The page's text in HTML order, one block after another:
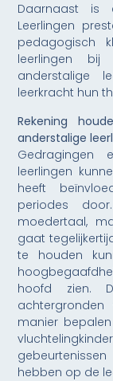
Daarnaast is
Leerlingen
pedagogisch
leerlingen bij
anderstalige
leerkracht hun
Rekening
anderstalige
Gedragingen
leerlingen
heeft
periodes
moedertaal,
gaat
te houden
hoofd zien.
manier
hebben op de